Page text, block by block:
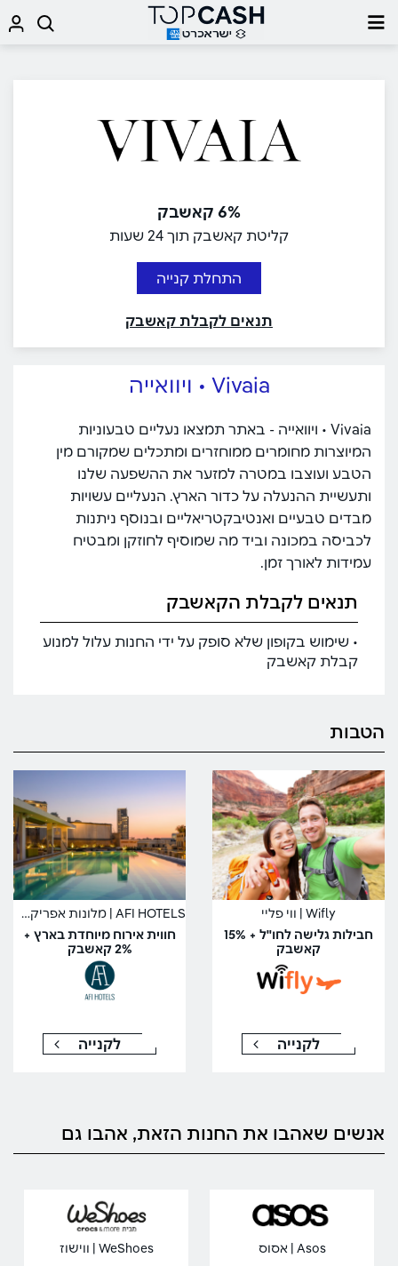
6% קאשבק
קליטת קאשבק תוך 24 שעות
התחלת קנייה
תנאים לקבלת קאשבק
Vivaia • ויוואייה
Vivaia • ויוואייה - באתר תמצאו נעליים טבעוניות
המיוצרות מחומרים ממוחזרים ומתכלים שמקורם מין
הטבע ועוצבו במטרה למזער את ההשפעה שלנו
ותעשיית ההנעלה על כדור הארץ. הנעליים עשויות
מבדים טבעיים ואנטיבקטריאליים ובנוסף ניתנות
לכביסה במכונה וביד מה שמוסיף לחוזקן ומבטיח
עמידות לאורך זמן.
תנאים לקבלת הקאשבק
• שימוש בקופון שלא סופק על ידי החנות עלול למנוע
קבלת קאשבק
הטבות
Wifly | ווי פליי
חבילות גלישה לחו"ל + 15%
קאשבק
לקנייה
AFI HOTELS | מלונות אפריקה ישראל
חווית אירוח מיוחדת בארץ +
2% קאשבק
לקנייה
אנשים שאהבו את החנות הזאת, אהבו גם
Asos | אסוס WeShoes | ווישוז